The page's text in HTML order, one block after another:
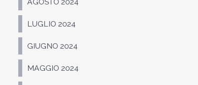
LUGLIO 2024
GIUGNO 2024
MAGGIO 2024